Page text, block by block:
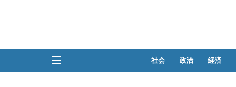
社会 政治 経済